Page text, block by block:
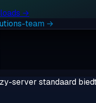
→
team →
server standaard